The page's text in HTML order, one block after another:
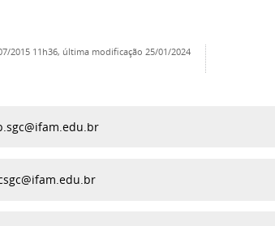
2015 11h36, última modificação 25/01/2024